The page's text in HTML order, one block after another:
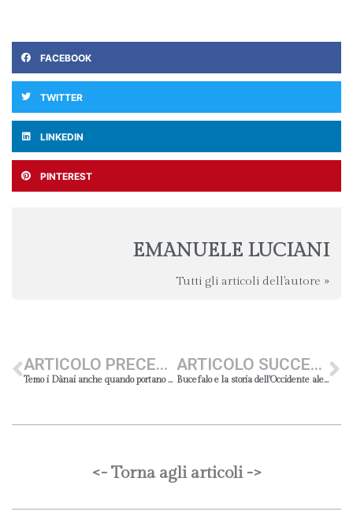
FACEBOOK
TWITTER
LINKEDIN
PINTEREST
EMANUELE LUCIANI
Tutti gli articoli dell'autore »
ARTICOLO PRECEDENTE
Temo i Dànai anche quando portano doni
ARTICOLO SUCCESSIVO
Bucefalo e la storia dell’Occidente alessandrino
<- Torna agli articoli ->